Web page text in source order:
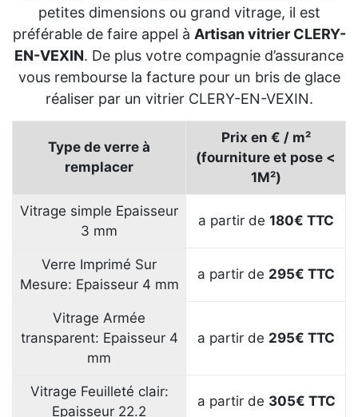
petites dimensions ou grand vitrage, il est
préférable de faire appel à Artisan vitrier CLERY-
EN-VEXIN. De plus votre compagnie d’assurance
vous rembourse la facture pour un bris de glace
réaliser par un vitrier CLERY-EN-VEXIN.
Type de verre à
remplacer
Prix en € / m²
(fourniture et pose <
1M²)
Vitrage simple Epaisseur
3 mm
a partir de 180€ TTC
Verre Imprimé Sur
Mesure: Epaisseur 4 mm
a partir de 295€ TTC
Vitrage Armée
transparent: Epaisseur 4
mm
a partir de 295€ TTC
Vitrage Feuilleté clair:
Epaisseur 22.2
a partir de 305€ TTC